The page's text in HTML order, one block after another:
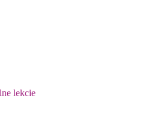
lekcie